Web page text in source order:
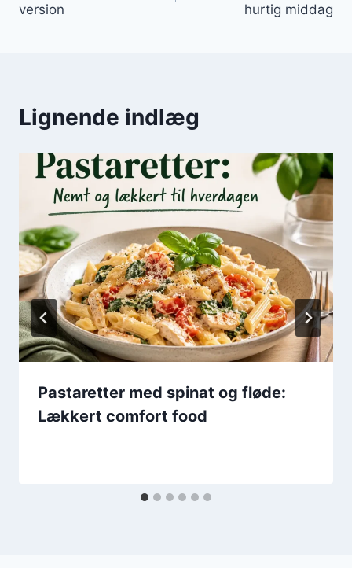
version
hurtig middag
Lignende indlæg
Pastaretter med spinat og fløde:
Lækkert comfort food